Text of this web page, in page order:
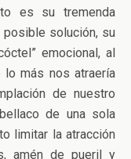
es su tremenda
solución, su
emocional, al
lo más nos atraería
de nuestro
de una sola
limitar la atracción
amén de pueril y